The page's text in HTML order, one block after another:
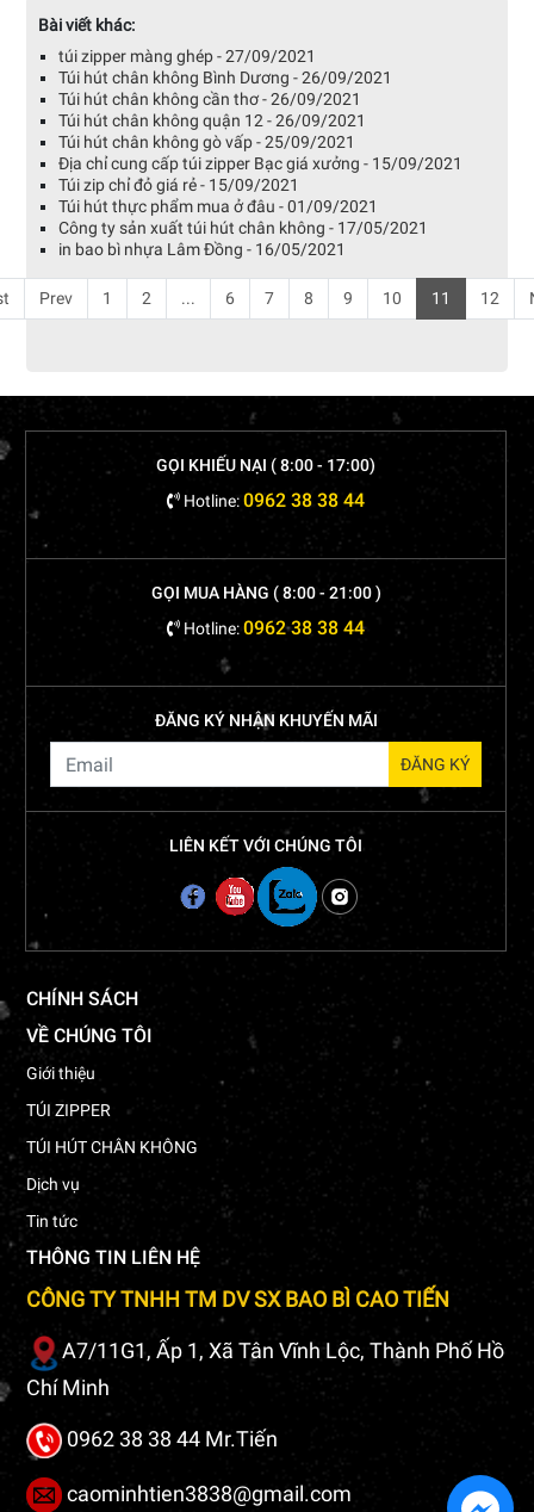
Bài viết khác:
túi zipper màng ghép - 27/09/2021
Túi hút chân không Bình Dương - 26/09/2021
Túi hút chân không cần thơ - 26/09/2021
Túi hút chân không quận 12 - 26/09/2021
Túi hút chân không gò vấp - 25/09/2021
Địa chỉ cung cấp túi zipper Bạc giá xưởng - 15/09/2021
Túi zip chỉ đỏ giá rẻ - 15/09/2021
Túi hút thực phẩm mua ở đâu - 01/09/2021
Công ty sản xuất túi hút chân không - 17/05/2021
in bao bì nhựa Lâm Đồng - 16/05/2021
Prev 1 2 ... 6 7 8 9 10 11 12
GỌI KHIẾU NẠI ( 8:00 - 17:00)
Hotline:0962 38 38 44
GỌI MUA HÀNG ( 8:00 - 21:00 )
Hotline:0962 38 38 44
ĐĂNG KÝ NHẬN KHUYẾN MÃI
LIÊN KẾT VỚI CHÚNG TÔI
CHÍNH SÁCH
VỀ CHÚNG TÔI
Giới thiệu
TÚI ZIPPER
TÚI HÚT CHÂN KHÔNG
Dịch vụ
Tin tức
THÔNG TIN LIÊN HỆ
CÔNG TY TNHH TM DV SX BAO BÌ CAO TIẾN
A7/11G1, Ấp 1, Xã Tân Vĩnh Lộc, Thành Phố Hồ
Chí Minh
0962 38 38 44 Mr.Tiến
caominhtien3838@gmail.com